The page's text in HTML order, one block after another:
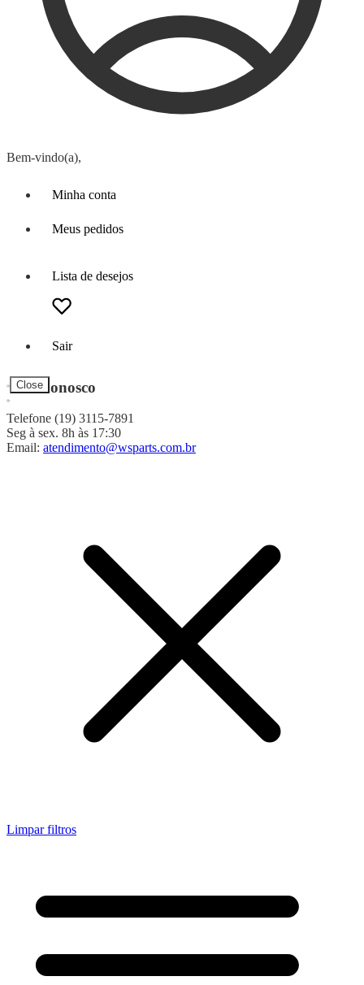
Bem-vindo(a),
Minha conta
Meus pedidos
Lista de desejos
Sair
Close
Fale Conosco
Telefone (19) 3115-7891
Seg à sex. 8h às 17:30
Email: atendimento@wsparts.com.br
Limpar filtros